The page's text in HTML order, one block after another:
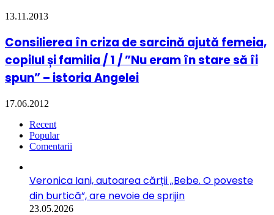
13.11.2013
Consilierea în criza de sarcină ajută femeia,
copilul și familia / 1 / ”Nu eram în stare să îi
spun” – istoria Angelei
17.06.2012
Recent
Popular
Comentarii
Veronica Iani, autoarea cărții „Bebe. O poveste
din burtică”, are nevoie de sprijin
23.05.2026